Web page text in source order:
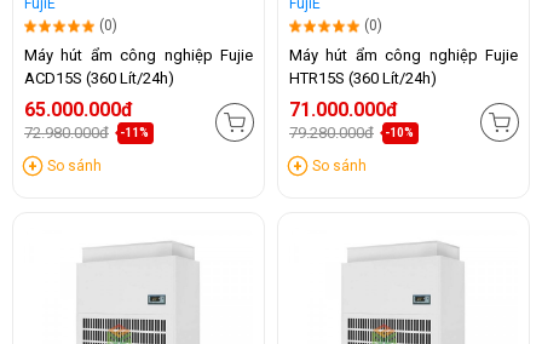
FujiE
(0)
Máy hút ẩm công nghiệp Fujie
ACD15S (360 Lít/24h)
65.000.000đ
72.980.000đ -11%
So sánh
FujiE
(0)
Máy hút ẩm công nghiệp Fujie
HTR15S (360 Lít/24h)
71.000.000đ
79.280.000đ -10%
So sánh